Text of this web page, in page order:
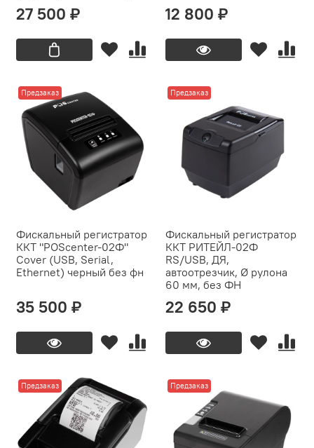
27 500 ₽ 12 800 ₽
Предзаказ
Фискальный регистратор
ККТ "POScenter-02Ф"
Cover (USB, Serial,
Ethernet) черный без фн
35 500 ₽
Предзаказ
Фискальный регистратор
ККТ РИТЕЙЛ-02Ф
RS/USB, ДЯ,
автоотрезчик, Ø рулона
60 мм, без ФН
22 650 ₽
Предзаказ Предзаказ